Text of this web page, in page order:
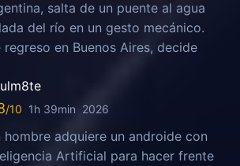
salta de un puente al agua
del río en un gesto mecánico.
regreso en Buenos Aires, decide
1h 39min 2026
hombre adquiere un androide con
Artificial para hacer frente